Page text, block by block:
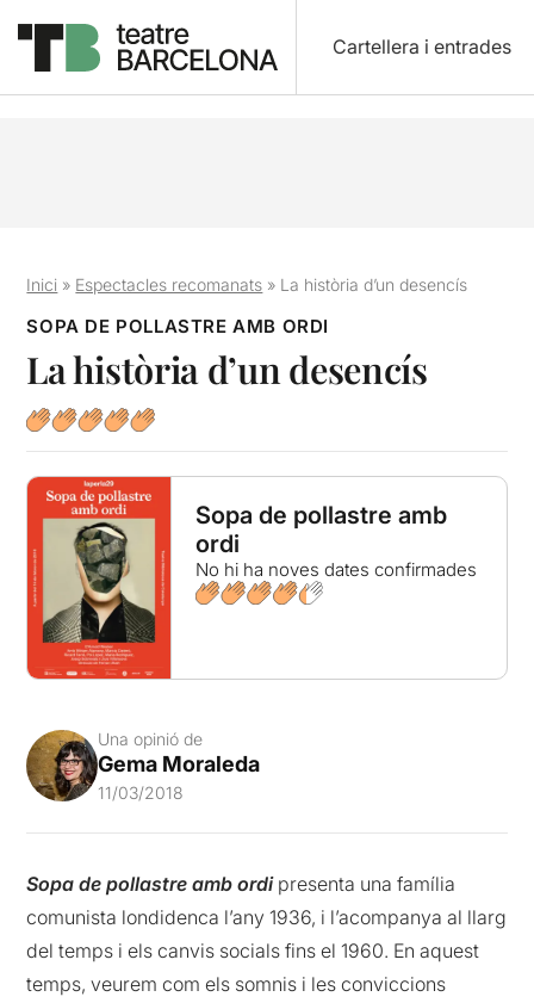
Cartellera i entrades
Inici » Espectacles recomanats » La història d’un desencís
SOPA DE POLLASTRE AMB ORDI
La història d’un desencís
Sopa de pollastre amb
ordi
No hi ha noves dates confirmades
Una opinió de
Gema Moraleda
11/03/2018
Sopa de pollastre amb ordipresenta una família
comunista londidenca l’any 1936, i l’acompanya al llarg
del temps i els canvis socials fins el 1960. En aquest
temps, veurem com els somnis i les conviccions